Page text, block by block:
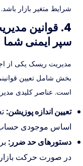
شرایط متغیر بازار باشد.
4. قوانین
سپر ایمنی شما
مدیریت ریسک یکی از
بخش شامل تعیین
است. عناصر کلیدی
تعیین اندازه پوزیشن:
اساس موجودی
دستورهای حد ضرر:
در صورت حرکت بازار